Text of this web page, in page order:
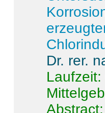
Dr. rer.
Abstract: